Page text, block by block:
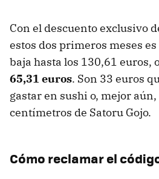
Con el descuento exclusivo
estos dos primeros meses
baja hasta los 130,61 euros,
65,31 euros. Son 33 euros
gastar en sushi o, mejor
centímetros de Satoru Gojo.
Cómo reclamar el